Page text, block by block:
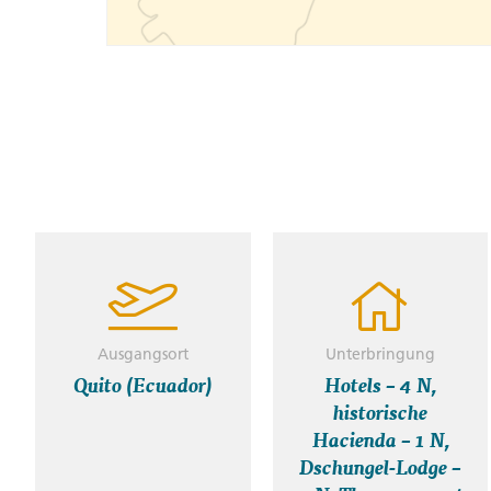
Ausgangsort
Quito (Ecuador)
Unterbringung
Hotels – 4 N,
historische
Hacienda – 1 N,
Dschungel-Lodge –